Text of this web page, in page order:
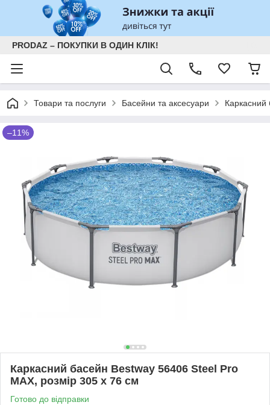
PRODAZ – ПОКУПКИ В ОДИН КЛІК!
Товари та послуги Басейни та аксесуари Каркасний
–11%
Каркасний басейн Bestway 56406 Steel Pro
MAX, розмір 305 x 76 см
Готово до відправки